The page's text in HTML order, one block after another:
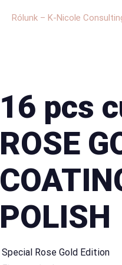
Rólunk – K-Nicole
16 pcs
ROSE
POLISH
 Special Rose Gold Edition